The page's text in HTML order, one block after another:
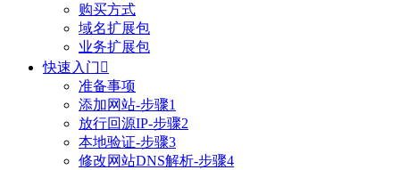
购买方式
域名扩展包
业务扩展包
快速入门 
准备事项
添加网站-步骤1
放行回源IP-步骤2
本地验证-步骤3
修改网站DNS解析-步骤4